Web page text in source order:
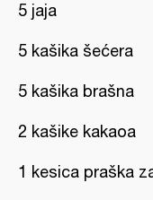
5 jaja
5 kašika šećera
5 kašika brašna
2 kašike kakaoa
1 kesica praška